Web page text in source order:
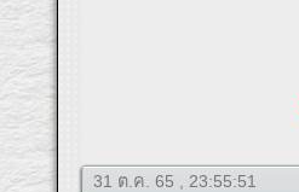
31 ต.ค. 65 , 23:55:51